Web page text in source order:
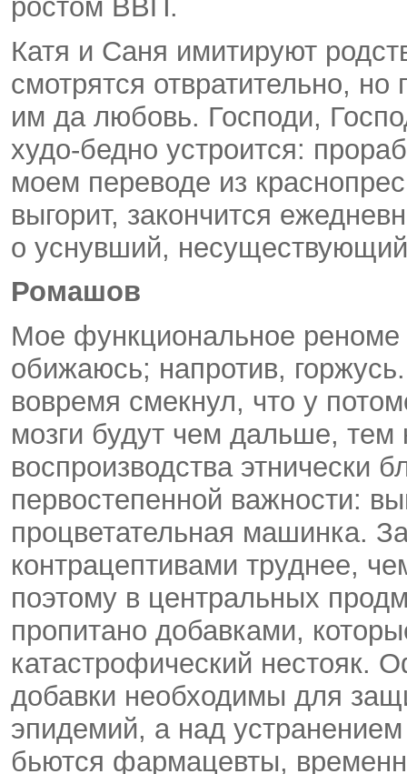
ростом ВВП.
Катя и Саня имитируют
смотрятся отвратительно,
им да любовь. Господи,
худо-бедно устроится:
моем переводе из
выгорит, закончится
о уснувший,
Ромашов
Мое функциональное
обижаюсь; напротив,
вовремя смекнул, что у
мозги будут чем дальше, тем
воспроизводства этнически
первостепенной важности:
процветательная машинка.
контрацептивами труднее,
поэтому в центральных
пропитано добавками,
катастрофический нестояк.
добавки необходимы для
эпидемий, а над
бьются фармацевты,